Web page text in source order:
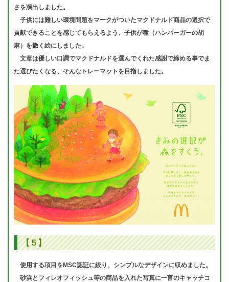
さを演出しました。
子供には難しい環境問題をマークがついたマクドナルド商品の選択で
貢献できることを感じてもらえるよう、子供が種（ハンバーガーの胡
麻）を撒く絵にしました。
文章は優しい口調でマクドナルドを選んでくれた感謝で締める事でま
た選びたくなる、そんなトレーマットを目指しました。
【５】
使用する項目をMSC認証に絞り、シンプルなデザインに収めました。
砂浜とフィレオフィッシュ等の商品を入れた写真に一言のキャッチコ